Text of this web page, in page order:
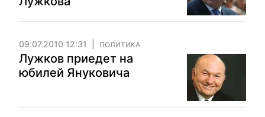
09.07.2010 12:31 ПОЛИТИКА
Лужков приедет на
юбилей Януковича